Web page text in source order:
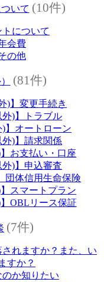
いて (10件)
トについて
会費
の他
(81件)
)】変更手続き
外)】トラブル
)】オートローン
外)】請求関係
お支払い・口座
外)】申込審査
団体信用生命保険
スマートプラン
OBLリース保証
(7件)
れますか？また、い
すか？
か知りたい